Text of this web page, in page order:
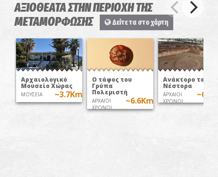
ΑΞΙΟΘΕΑΤΑ ΣΤΗΝ ΠΕΡΙΟΧΗ ΤΗΣ
ΜΕΤΑΜΟΡΦΩΣΗΣ
Δείτε τα στο χάρτη
Αρχαιολογικό
Μουσείο Χώρας
ΜΟΥΣΕΙΑ ~3.7Km
Ο τάφος του
Γρύπα
Πολεμιστή
ΑΡΧΑΙΟΙ
ΧΡΟΝΟΙ
~6.6Km
Ανάκτορο του
Νέστορα
ΑΡΧΑΙΟΙ
ΧΡΟΝΟΙ